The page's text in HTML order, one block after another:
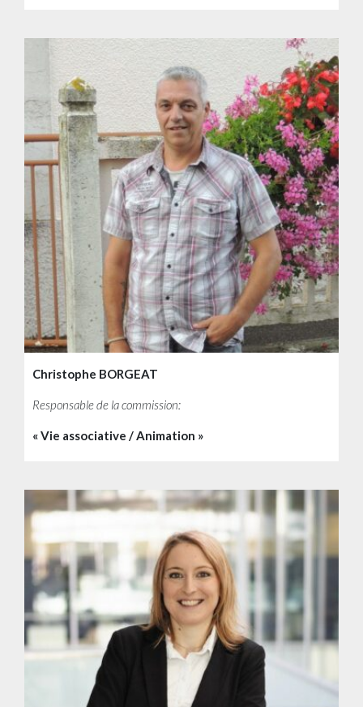
Christophe BORGEAT
Responsable de la commission:
« Vie associative / Animation »